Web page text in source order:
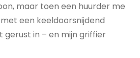
maar toen een huurder me
een keeldoorsnijdend
gerust in – en mijn griffier